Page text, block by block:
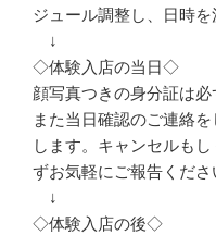
ジュール調整し、日時を
↓
◇体験入店の当日◇
顔写真つきの身分証は必
また当日確認のご連絡
します。キャンセルも
ずお気軽にご報告くださ
↓
◇体験入店の後◇